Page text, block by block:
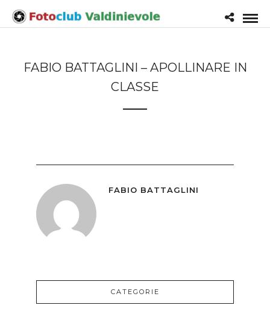
FABIO BATTAGLINI – APOLLINARE IN
CLASSE
FABIO BATTAGLINI
CATEGORIE